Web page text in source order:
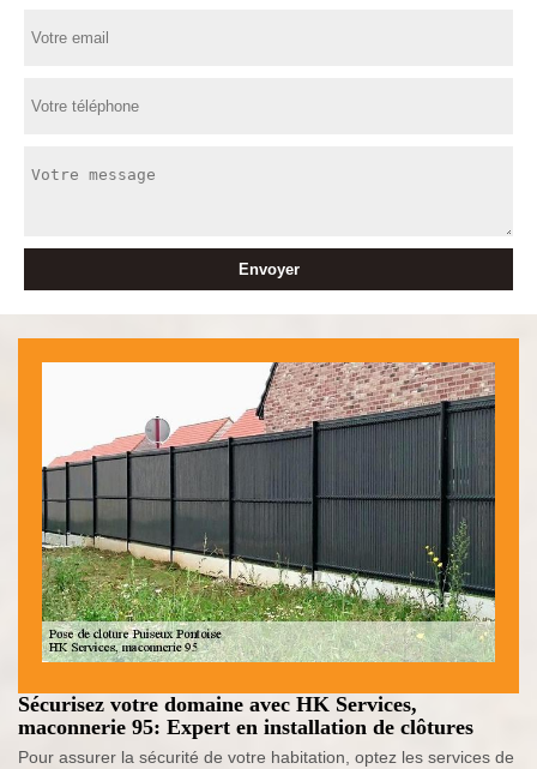
Sécurisez votre domaine avec HK Services,
maconnerie 95: Expert en installation de clôtures
Pour assurer la sécurité de votre habitation, optez les services de